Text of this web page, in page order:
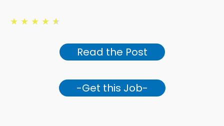
★ ★ ★ ★ ★
Read the Post
-Get this Job-